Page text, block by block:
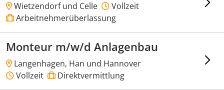
Wietzendorf und Celle
Vollzeit
Arbeitnehmerüberlassung
Monteur m/w/d Anlagenbau
Langenhagen, Han und Hannover
Vollzeit
Direktvermittlung